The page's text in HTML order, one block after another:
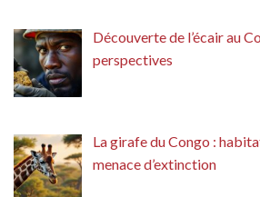
Découverte de l’écair au
perspectives
La girafe du Congo :
menace d’extinction